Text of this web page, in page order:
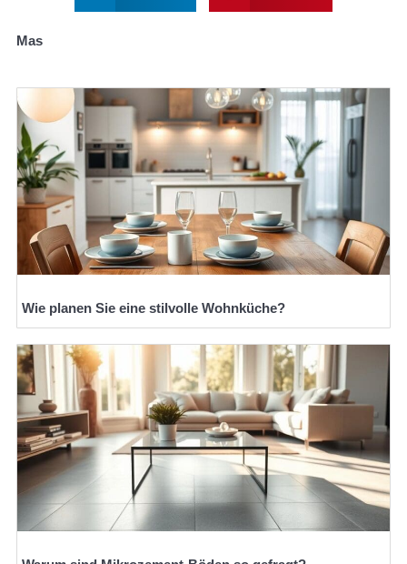
Mas
Wie planen Sie eine stilvolle Wohnküche?